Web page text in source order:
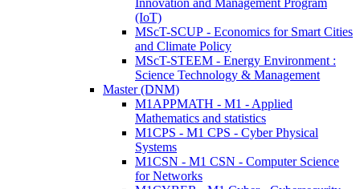
Innovation and Management Program
(IoT)
MScT-SCUP - Economics for Smart Cities
and Climate Policy
MScT-STEEM - Energy Environment :
Science Technology & Management
Master (DNM)
M1APPMATH - M1 - Applied
Mathematics and statistics
M1CPS - M1 CPS - Cyber Physical
Systems
M1CSN - M1 CSN - Computer Science
for Networks